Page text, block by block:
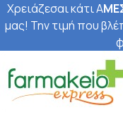
Χρειάζεσαι κάτι Α
μας! Την τιμή που